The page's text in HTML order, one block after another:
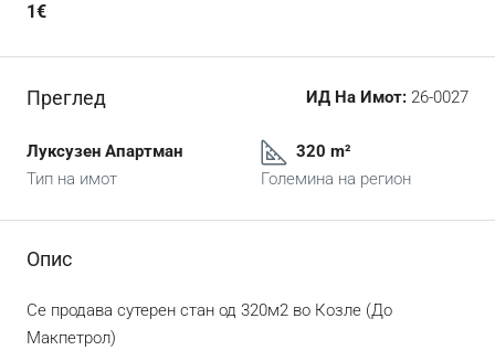
1€
Преглед ИД На Имот: 26-0027
Луксузен Апартман
Тип на имот
320 m²
Големина на регион
Опис
Се продава сутерен стан од 320м2 во Козле (До
Макпетрол)